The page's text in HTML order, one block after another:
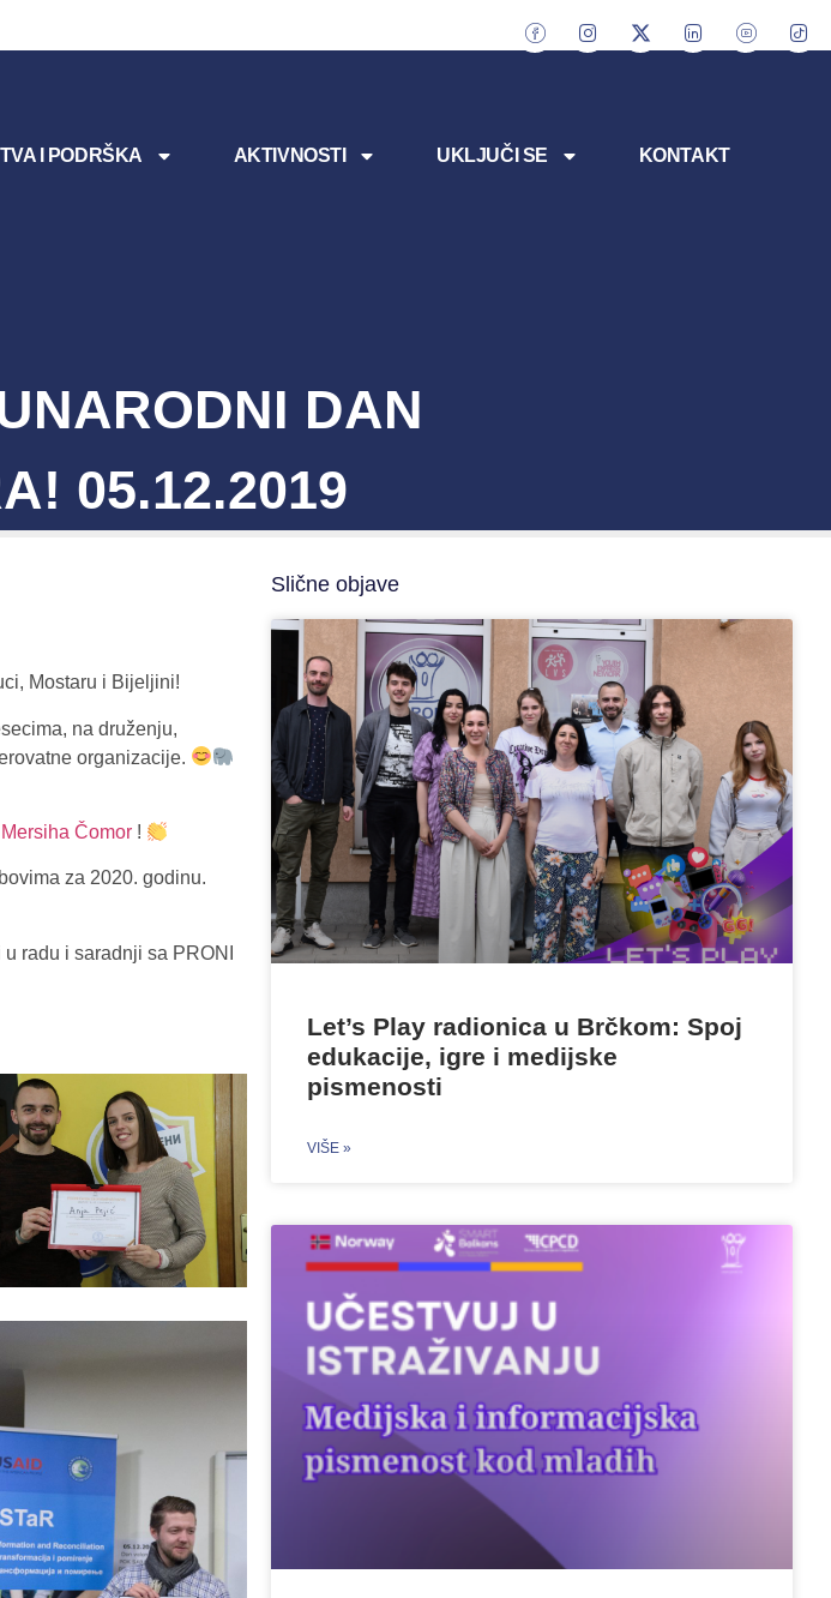
I PODRŠKA AKTIVNOSTI UKLJUČI SE KONTAKT
DAN
05.12.2019
Mostaru i Bijeljini!
na druženju,
organizacije.
Mersiha Čomor !
za 2020. godinu.
radu i saradnji sa PRONI
Slične objave
Let’s Play radionica u Brčkom: Spoj
edukacije, igre i medijske
pismenosti
VIŠE »